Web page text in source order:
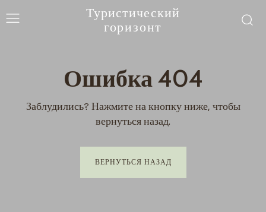
Туристический
горизонт
Ошибка 404
Заблудились? Нажмите на кнопку ниже, чтобы
вернуться назад.
ВЕРНУТЬСЯ НАЗАД